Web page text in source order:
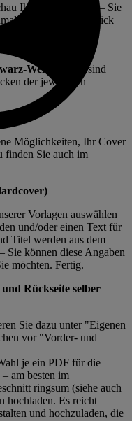
Ihres Buchinhalts – Sie
anschauen. Ein Klick
Ihre Prüfung
Weiß-Druck
sind
der jeweiligen
Möglichkeiten, Ihr Cover
finden Sie auch im
Vorlagen auswählen
und/oder einen Text für
Titel werden aus dem
Sie können diese Angaben
möchten. Fertig.
Rückseite selber
Sie dazu unter "Eigenen
vor "Vorder- und
je ein PDF für die
am besten im
ringsum (siehe auch
hochladen. Es reicht
und hochzuladen, die